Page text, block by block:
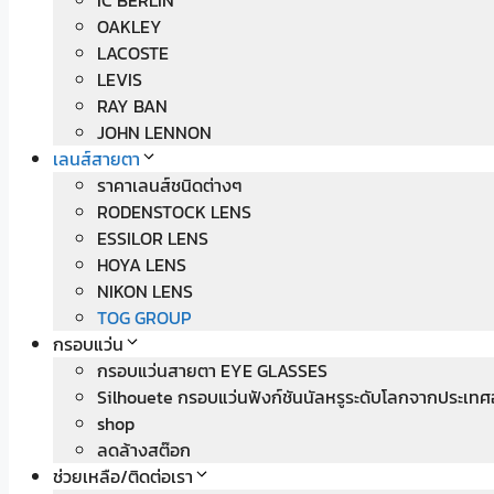
OAKLEY
LACOSTE
LEVIS
RAY BAN
JOHN LENNON
เลนส์สายตา
ราคาเลนส์ชนิดต่างๆ
RODENSTOCK LENS
ESSILOR LENS
HOYA LENS
NIKON LENS
TOG GROUP
กรอบแว่น
กรอบแว่นสายตา EYE GLASSES
Silhouete กรอบแว่นฟังก์ชันนัลหรูระดับโลกจากประเท
shop
ลดล้างสต๊อก
ช่วยเหลือ/ติดต่อเรา